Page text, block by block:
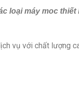
loại máy moc thiết
vụ với chất lượng